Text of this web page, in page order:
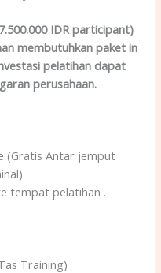
IDR participant)
membutuhkan paket in
pelatihan dapat
perusahaan.
(Gratis Antar jemput
tempat pelatihan .
Training)